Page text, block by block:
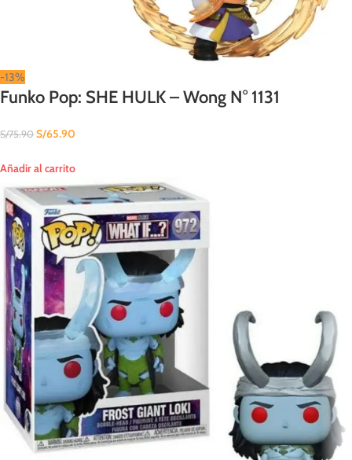
-13%
Funko Pop: SHE HULK – Wong N° 1131
S/75.90 S/65.90
Añadir al carrito